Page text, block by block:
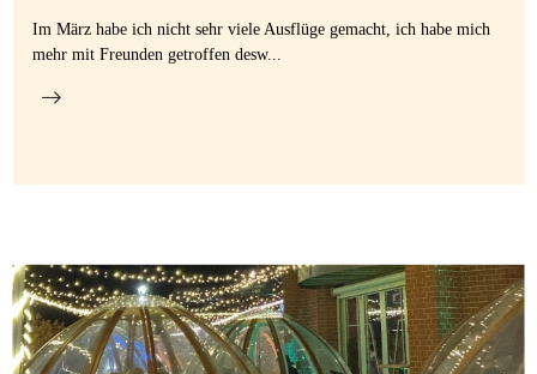
Im März habe ich nicht sehr viele Ausflüge gemacht, ich habe mich
mehr mit Freunden getroffen desw...